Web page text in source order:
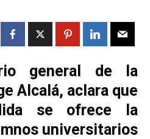
general de la
Alcalá, aclara que
se ofrece la
universitarios